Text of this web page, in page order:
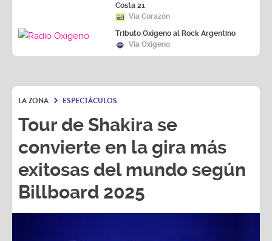
Costa 21
Vía Corazón
Tributo Oxígeno al Rock Argentino
Vía Oxígeno
LA ZONA ESPECTÁCULOS
Tour de Shakira se
convierte en la gira más
exitosas del mundo según
Billboard 2025